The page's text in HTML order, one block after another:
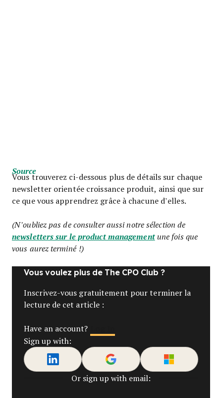
Source
Vous trouverez ci-dessous plus de détails sur chaque
newsletter orientée croissance produit, ainsi que sur
ce que vous apprendrez grâce à chacune d’elles.
(N’oubliez pas de consulter aussi notre sélection de
newsletters sur le product managementune fois que
vous aurez terminé !)
Vous voulez plus de The CPO Club ?
Inscrivez-vous gratuitement pour terminer la
lecture de cet article :
Have an account?
Sign up with:
Or sign up with email: